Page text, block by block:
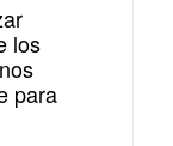
los
para